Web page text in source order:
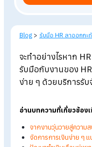
Blog > รับมือ HR ลาออ
รับมือกับงานของ
ง่าย ๆ ด้วยบริกา